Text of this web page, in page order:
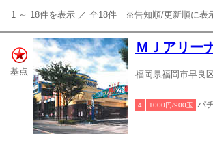
1 ～ 18件を表示 ／ 全18件 ※告知順/更新順に表
基点
ＭＪアリー
福岡県福岡市早良
4 1000円/900玉 パ